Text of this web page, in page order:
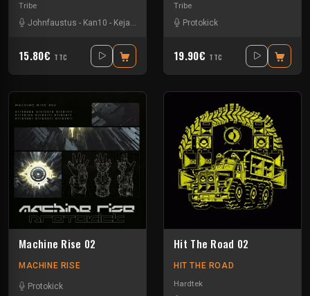
Tribe
Johnfaustus - Kan10 - Keja- -Uzi
15.80€ TTC
Tribe
Protokick
19.90€ TTC
Machine Rise 02
MACHINE RISE
Protokick
Hit The Road 02
HIT THE ROAD
Hardtek